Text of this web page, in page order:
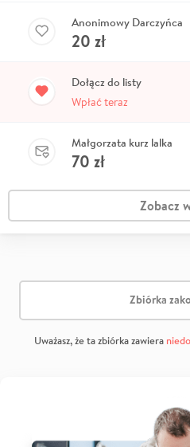
Anonimowy Darczyńca
20 zł
Dołącz do listy
Wpłać teraz
Małgorzata kurz lalka
70 zł
Zobacz
Zbiórka
Uważasz, że ta zbiórka zawiera